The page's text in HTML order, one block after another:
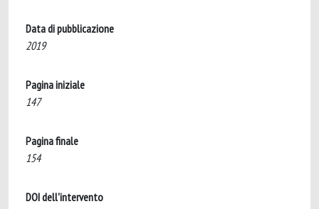
Data di pubblicazione
2019
Pagina iniziale
147
Pagina finale
154
DOI dell'intervento